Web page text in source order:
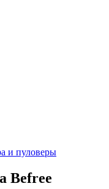
и пуловеры
Befree